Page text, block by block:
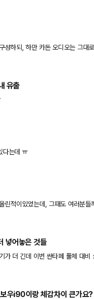
근처에서 한대,교토에서 2대나 봤
유출
다는데 ㅠ
있었는데, 그때도 여러분들께 많은 도
넣어놓은 것들
가 더 긴데 이번 싼타페 풀체 대
2. LFA2 : 차로유지보조2
우i90이랑 체감차이 큰가요?